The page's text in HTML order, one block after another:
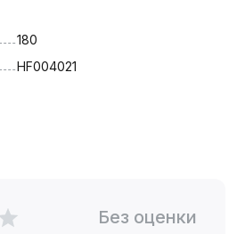
180
HF004021
Без оценки